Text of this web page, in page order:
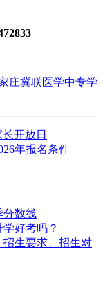
庄冀联医学中专学
开放日
年报名条件
分数线
好考吗？
招生要求、招生对